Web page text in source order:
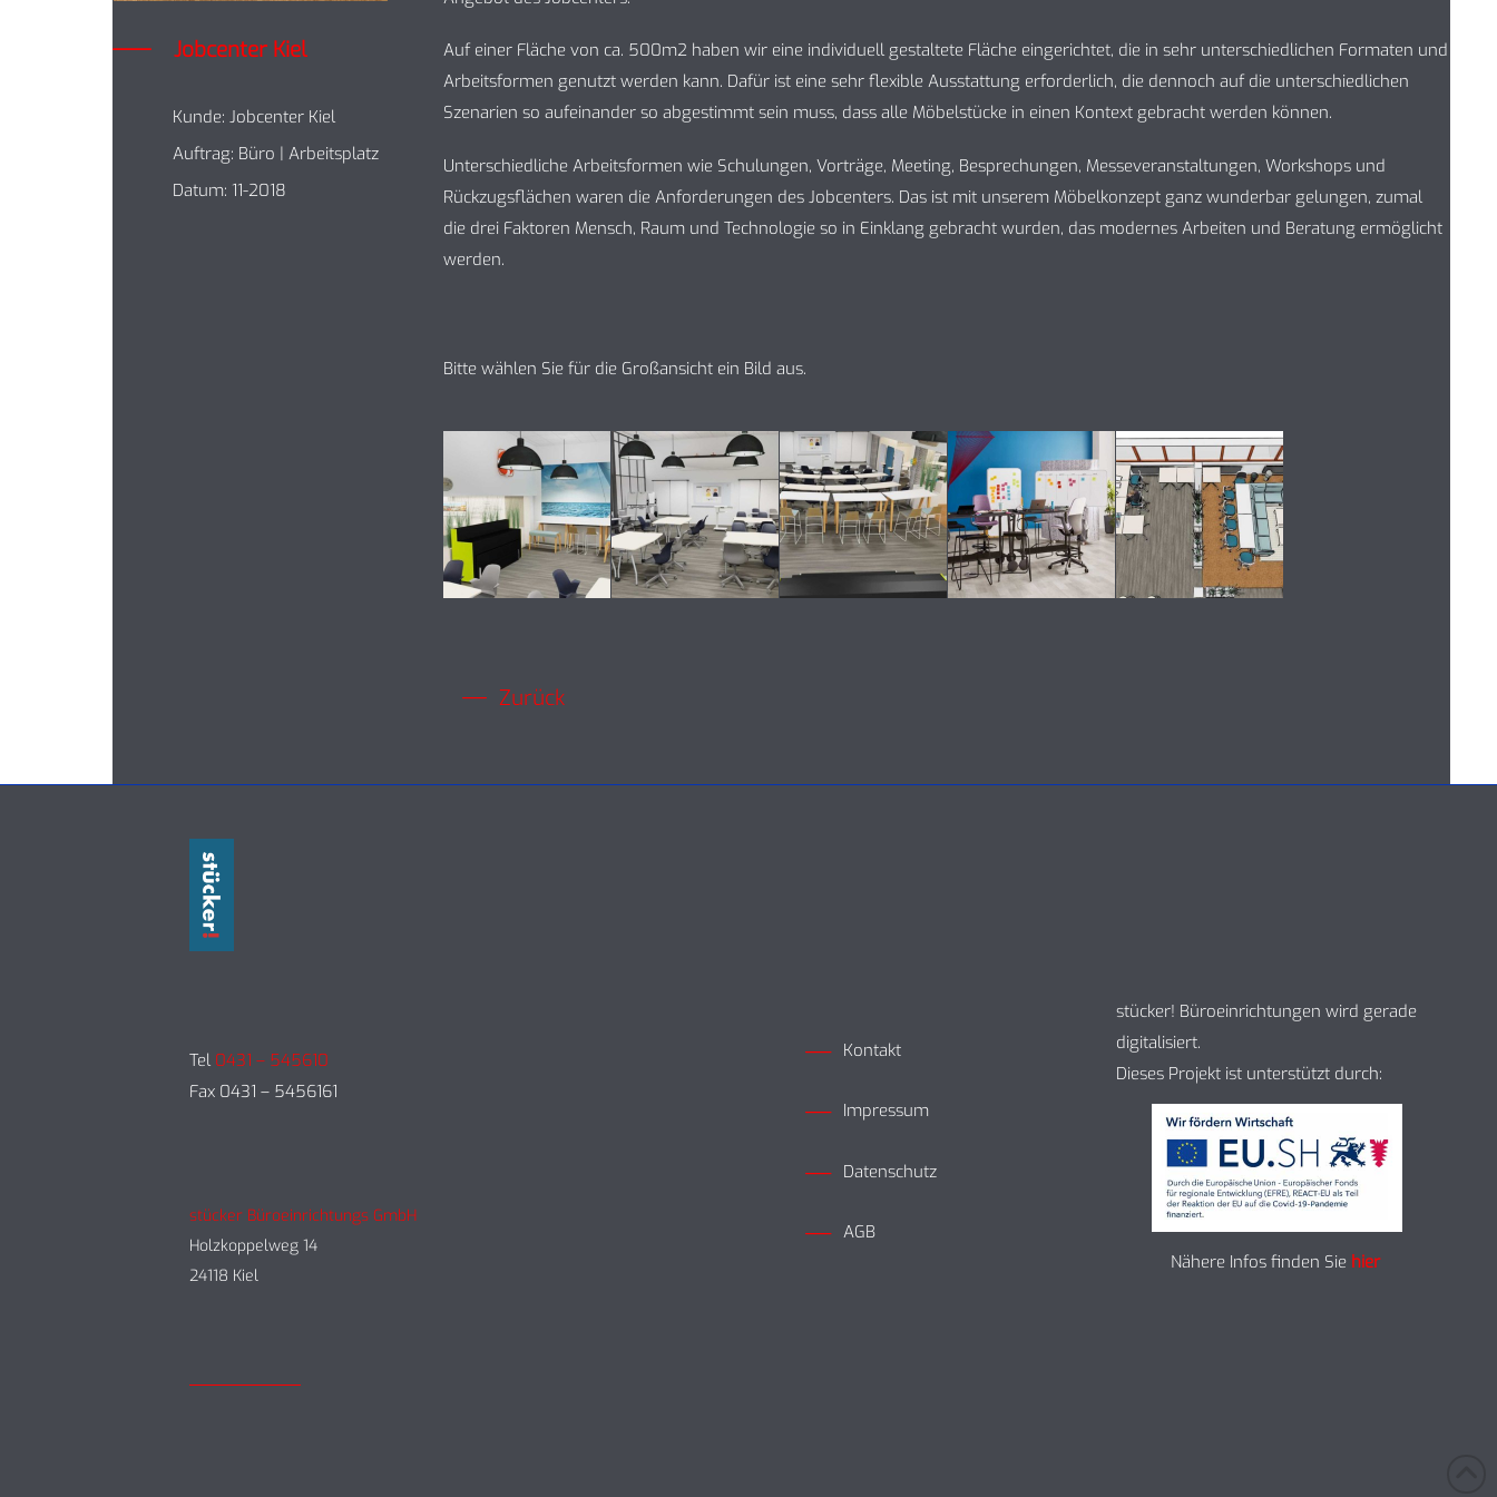
Jobcenter Kiel
Kunde: Jobcenter Kiel
Auftrag: Büro | Arbeitsplatz
Datum: 11-2018
Auf einer Fläche von ca. 500m2 haben wir eine individuell gestaltete Fläche eingerichtet, die in sehr unterschiedlichen Formaten und
Arbeitsformen genutzt werden kann. Dafür ist eine sehr flexible Ausstattung erforderlich, die dennoch auf die unterschiedlichen
Szenarien so aufeinander so abgestimmt sein muss, dass alle Möbelstücke in einen Kontext gebracht werden können.
Unterschiedliche Arbeitsformen wie Schulungen, Vorträge, Meeting, Besprechungen, Messeveranstaltungen, Workshops und
Rückzugsflächen waren die Anforderungen des Jobcenters. Das ist mit unserem Möbelkonzept ganz wunderbar gelungen, zumal
die drei Faktoren Mensch, Raum und Technologie so in Einklang gebracht wurden, das modernes Arbeiten und Beratung ermöglicht
werden.
Bitte wählen Sie für die Großansicht ein Bild aus.
Zurück
Tel 0431 – 545610
Fax 0431 – 5456161
stücker Büroeinrichtungs GmbH
Holzkoppelweg 14
24118 Kiel
Kontakt
Impressum
Datenschutz
AGB
stücker! Büroeinrichtungen wird gerade
digitalisiert.
Dieses Projekt ist unterstützt durch:
Nähere Infos finden Sie hier